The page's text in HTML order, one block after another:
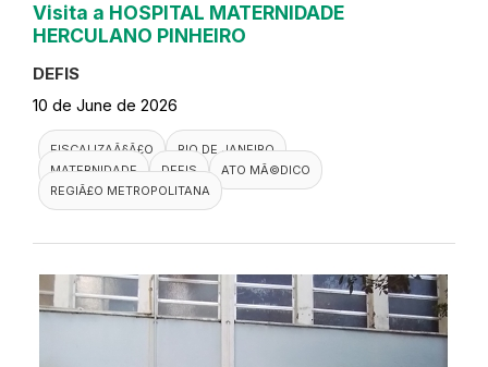
Visita a HOSPITAL MATERNIDADE
HERCULANO PINHEIRO
DEFIS
10 de June de 2026
FISCALIZAÃ§Ã£O
RIO DE JANEIRO
MATERNIDADE
DEFIS
ATO MÃ©DICO
REGIÃ£O METROPOLITANA